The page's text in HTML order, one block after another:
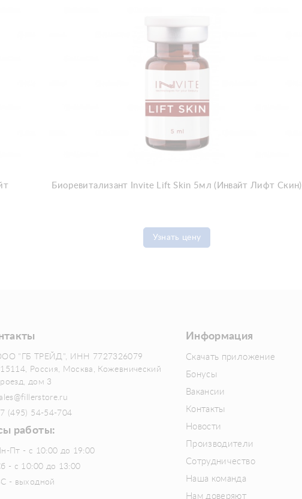
Биоревитализант Invite Lift Skin 5мл (Инвайт Лифт Скин)
Узнать цену
"ГБ ТРЕЙД", ИНН 7727326079
Россия, Москва, Кожевнический
дом 3
(495) 54-54-704
работы:
Пн-Пт - с 10:00 до 19:00
- с 10:00 до 13:00
- выходной
Информация
Скачать приложение
Бонусы
Вакансии
Контакты
Новости
Производители
Сотрудничество
Наша команда
Нам доверяют